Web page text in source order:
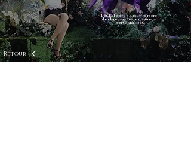
Léa Kyle propose un numéro
de changement de costumes
personnalisés.
Retour